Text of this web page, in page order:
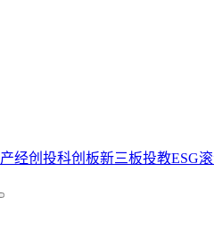
产经创投科创板新三板投教ESG